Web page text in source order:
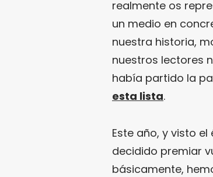
realmente os
un medio en
nuestra historia,
nuestros lectores
había partido la
esta lista.
Este año, y visto
decidido premiar
básicamente,